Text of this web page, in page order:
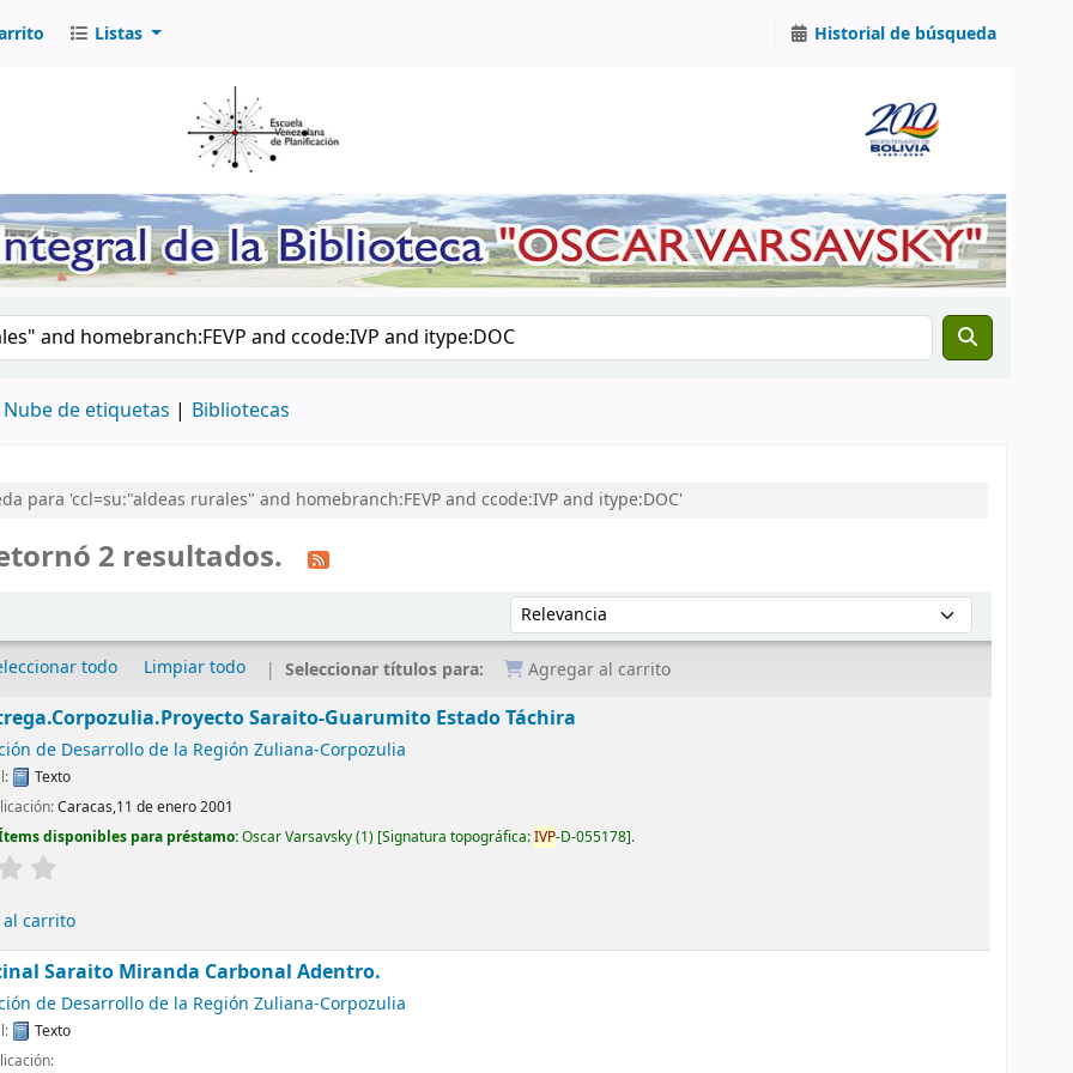
Listas Historial de búsqueda
por palabra clave
Nube de etiquetas Bibliotecas
para 'ccl=su:"aldeas rurales" and homebranch:FEVP and ccode:IVP and itype:DOC'
2 resultados.
Ordenar por:
todo Limpiar todo Seleccionar títulos para: Agregar al carrito
Saraito-Guarumito Estado Táchira
de Desarrollo de la Región Zuliana-Corpozulia
Texto
Caracas,11 de enero 2001
disponibles para préstamo:Oscar Varsavsky(1) Signatura topográfica:IVP-D-055178 .
carrito
Saraito Miranda Carbonal Adentro.
de Desarrollo de la Región Zuliana-Corpozulia
Texto